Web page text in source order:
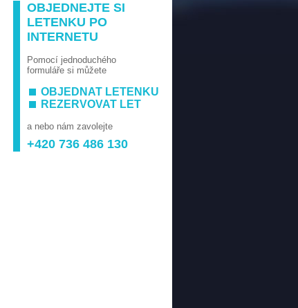
OBJEDNEJTE SI
LETENKU PO
INTERNETU
Pomocí jednoduchého
formuláře si můžete
OBJEDNAT LETENKU
REZERVOVAT LET
a nebo nám zavolejte
+420 736 486 130